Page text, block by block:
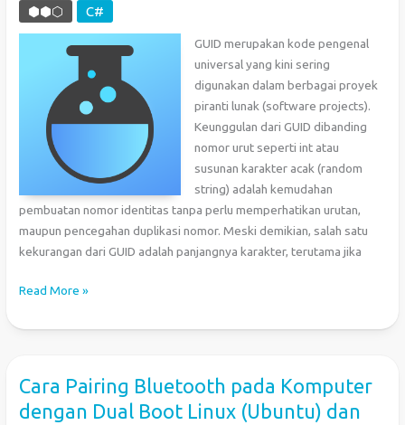
Dual
Windows
⬢⬢⬡ C#
GUID merupakan kode pengenal
universal yang kini sering
digunakan dalam berbagai proyek
piranti lunak (software projects).
Keunggulan dari GUID dibanding
nomor urut seperti int atau
susunan karakter acak (random
string) adalah kemudahan
pembuatan nomor identitas tanpa perlu memperhatikan urutan,
maupun pencegahan duplikasi nomor. Meski demikian, salah satu
kekurangan dari GUID adalah panjangnya karakter, terutama jika
Konversi
menjadi
String
dengan
Read More »
Cara Pairing Bluetooth pada Komputer
dengan Dual Boot Linux (Ubuntu) dan